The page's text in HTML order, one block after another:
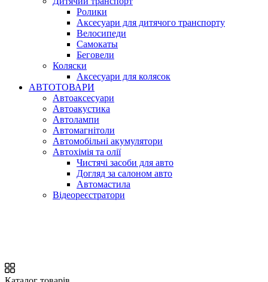
Ролики
Аксесуари для дитячого транспорту
Велосипеди
Самокаты
Беговели
Коляски
Аксесуари для колясок
АВТОТОВАРИ
Автоаксесуари
Автоакустика
Автолампи
Автомагнітоли
Автомобільні акумулятори
Автохімія та олії
Чистячі засоби для авто
Догляд за салоном авто
Автомастила
Відеореєстратори